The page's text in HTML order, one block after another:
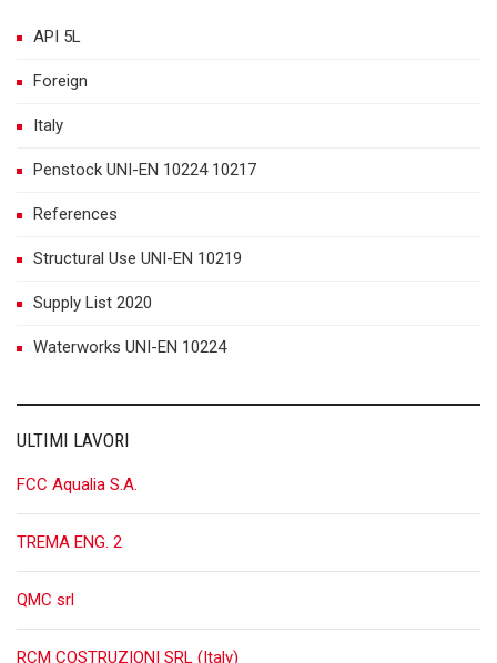
API 5L
Foreign
Italy
Penstock UNI-EN 10224 10217
References
Structural Use UNI-EN 10219
Supply List 2020
Waterworks UNI-EN 10224
ULTIMI LAVORI
FCC Aqualia S.A.
TREMA ENG. 2
QMC srl
RCM COSTRUZIONI SRL (Italy)